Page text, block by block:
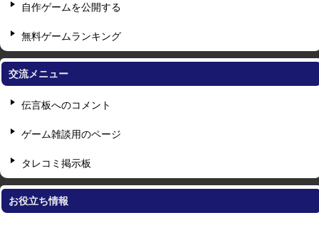
自作ゲームを公開する
無料ゲームランキング
交流メニュー
伝言板へのコメント
ゲーム雑談用のページ
タレコミ掲示板
お役立ち情報